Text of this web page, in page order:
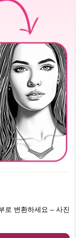
로 변환하세요 – 사진